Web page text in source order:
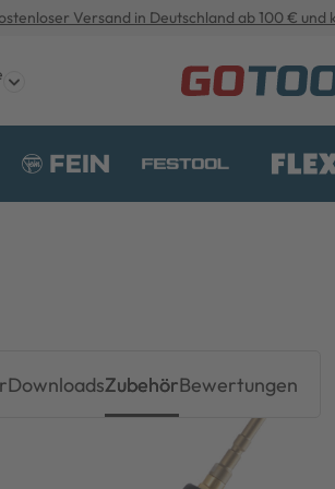
Versand in Deutschland ab 100 € und
DownloadsZubehörBewertungen